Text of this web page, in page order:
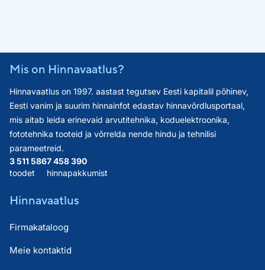
Mis on Hinnavaatlus?
Hinnavaatlus on 1997. aastast tegutsev Eesti kapitalil põhinev,
Eesti vanim ja suurim hinnainfot edastav hinnavõrdlusportaal,
mis aitab leida erinevaid arvutitehnika, koduelektroonika,
fototehnika tooteid ja võrrelda nende hindu ja tehnilisi
parameetreid.
3 511 586
toodet
7 458 390
hinnapakkumist
Hinnavaatlus
Firmakataloog
Meie kontaktid